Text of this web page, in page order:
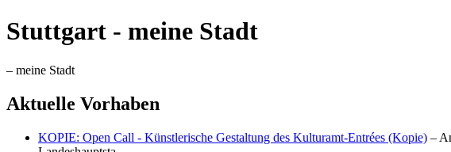
Stuttgart - meine Stadt
– meine Stadt
Aktuelle Vorhaben
KOPIE: Open Call - Künstlerische Gestaltung des Kulturamt-Entrées (Kopie) –